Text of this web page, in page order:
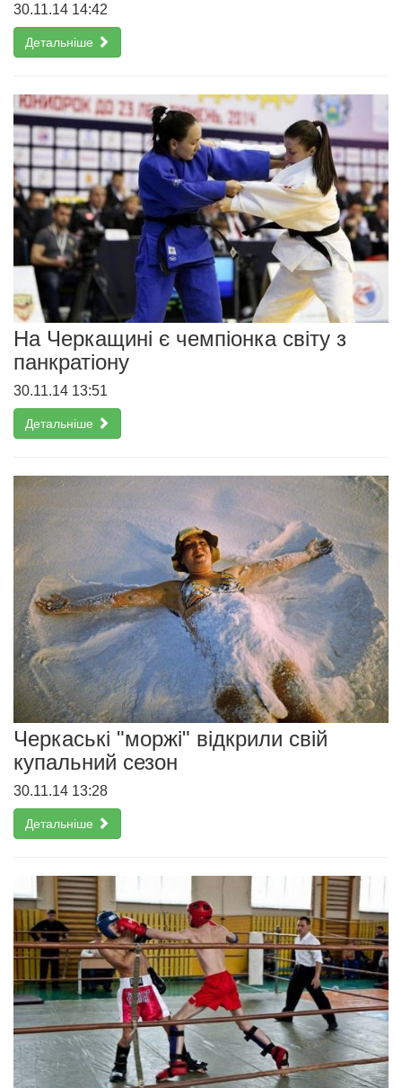
30.11.14 14:42
Детальніше
На Черкащині є чемпіонка світу з
панкратіону
30.11.14 13:51
Детальніше
Черкаські "моржі" відкрили свій
купальний сезон
30.11.14 13:28
Детальніше